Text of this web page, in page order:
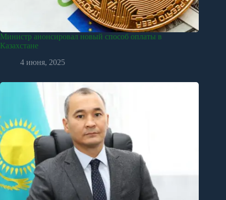
Министр анонсировал новый способ оплаты в
Казахстане
4 июня, 2025